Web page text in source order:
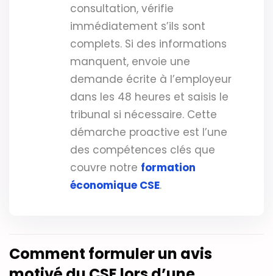
consultation, vérifie
immédiatement s’ils sont
complets. Si des informations
manquent, envoie une
demande écrite à l’employeur
dans les 48 heures et saisis le
tribunal si nécessaire. Cette
démarche proactive est l’une
des compétences clés que
couvre notre formation
économique CSE.
Comment formuler un avis